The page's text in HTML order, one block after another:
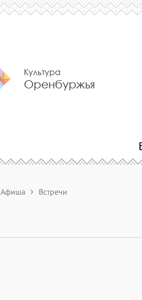
Культура
Оренбуржья
Афиша Встречи